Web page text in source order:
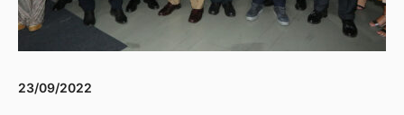
23/09/2022